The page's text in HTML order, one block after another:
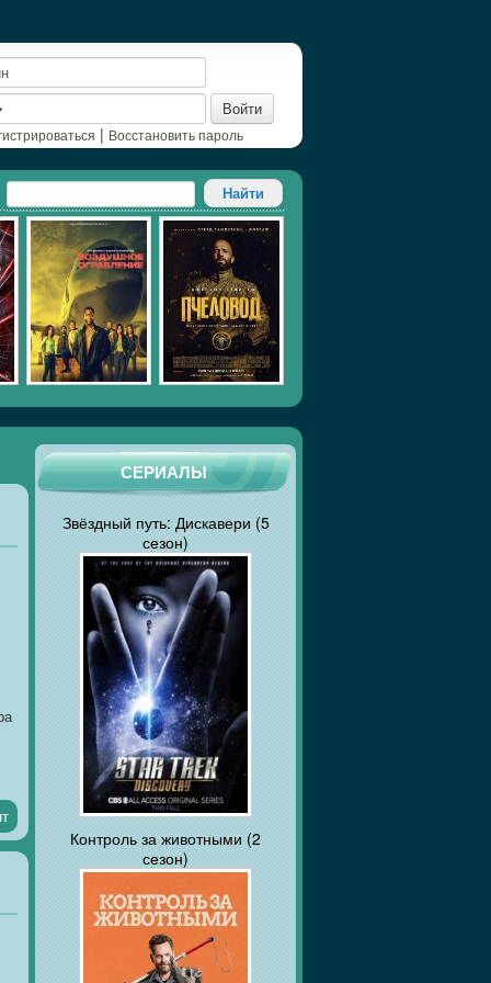
Войти
| Восстановить пароль
СЕРИАЛЫ
Звёздный путь: Дискавери (5
сезон)
Контроль за животными (2
сезон)